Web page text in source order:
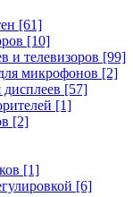
[61]
[10]
и телевизоров [99]
микрофонов [2]
[57]
[1]
[2]
[1]
[6]